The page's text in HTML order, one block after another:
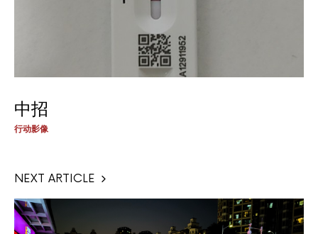
中招
行动影像
NEXT ARTICLE